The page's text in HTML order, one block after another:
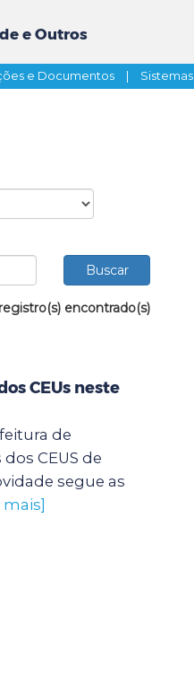
e Outros
e Documentos | Sistemas
encontrado(s)
CEUs neste
de
CEUS de
segue as
mais]